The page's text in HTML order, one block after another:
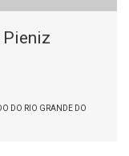
Pieniz
DO RIO GRANDE DO